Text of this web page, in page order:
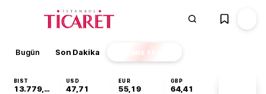
Bugün Son Dakika Finans EKSTRA
BIST
13.779,39
USD
47,71
EUR
55,19
GBP
64,41